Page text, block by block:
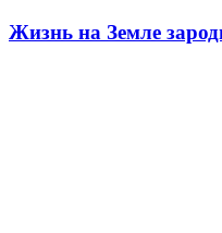
Жизнь на Земле